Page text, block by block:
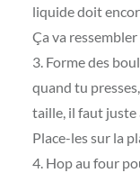
liquide doit
Ça va
3. Forme des
quand tu
taille, il faut juste
Place-les sur la
4. Hop au four